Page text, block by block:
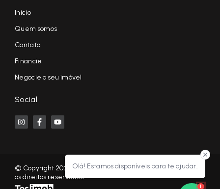
Olá! Estamos disponíveis para te ajudar.
1
Início
Quem somos
Contato
Financie
Negocie o seu imóvel
Social
© Copyright 2026 - KF NEGÓCIOS IMOBILIÁRIOS RP - Todos
os direitos reservados